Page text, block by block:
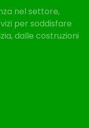
nel settore,
per soddisfare
dalle costruzioni